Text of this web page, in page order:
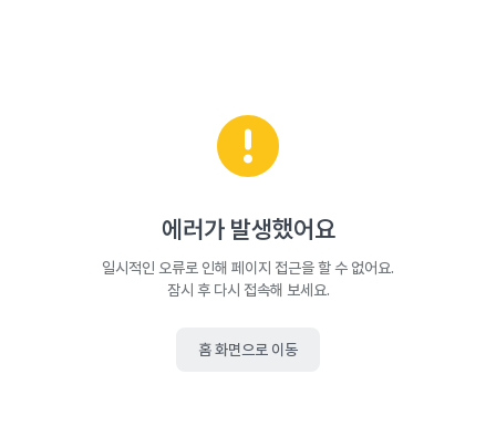
에러가 발생했어요
일시적인 오류로 인해 페이지 접근을 할 수 없어요.
잠시 후 다시 접속해 보세요.
홈 화면으로 이동